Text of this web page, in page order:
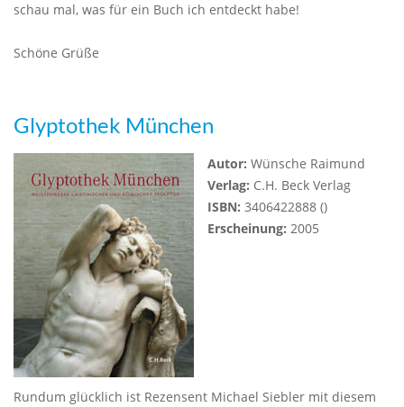
schau mal, was für ein Buch ich entdeckt habe!
Schöne Grüße
Glyptothek München
Autor: Wünsche Raimund
Verlag: C.H. Beck Verlag
ISBN: 3406422888 ()
Erscheinung: 2005
Rundum glücklich ist Rezensent Michael Siebler mit diesem